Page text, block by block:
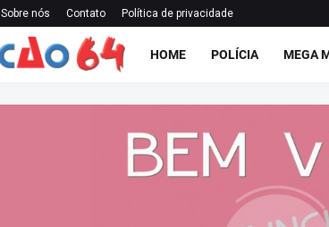
Sobre nós Contato Política de privacidade
HOME POLÍCIA MEGA